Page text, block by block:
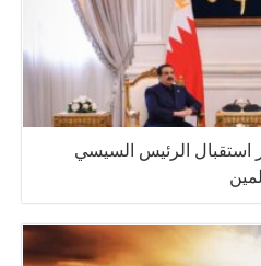
استقبال الرئيس السيسي